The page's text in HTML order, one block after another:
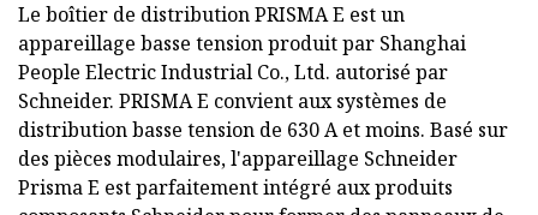
Le boîtier de distribution PRISMA E est un
appareillage basse tension produit par Shanghai
People Electric Industrial Co., Ltd. autorisé par
Schneider. PRISMA E convient aux systèmes de
distribution basse tension de 630 A et moins. Basé sur
des pièces modulaires, l'appareillage Schneider
Prisma E est parfaitement intégré aux produits